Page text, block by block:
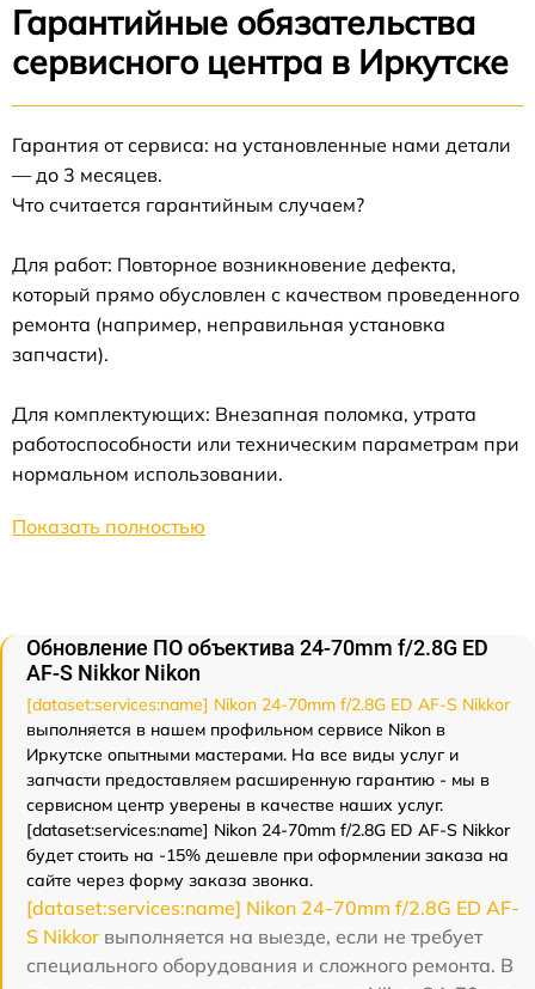
Гарантийные обязательства
сервисного центра в Иркутске
Гарантия от сервиса: на установленные нами детали
— до 3 месяцев.
Что считается гарантийным случаем?
Для работ: Повторное возникновение дефекта,
который прямо обусловлен с качеством проведенного
ремонта (например, неправильная установка
запчасти).
Для комплектующих: Внезапная поломка, утрата
работоспособности или техническим параметрам при
нормальном использовании.
Показать полностью
Обновление ПО объектива 24-70mm f/2.8G ED
AF-S Nikkor Nikon
[dataset:services:name] Nikon 24-70mm f/2.8G ED AF-S Nikkor
выполняется в нашем профильном сервисе Nikon в
Иркутске опытными мастерами. На все виды услуг и
запчасти предоставляем расширенную гарантию - мы в
сервисном центр уверены в качестве наших услуг.
[dataset:services:name] Nikon 24-70mm f/2.8G ED AF-S Nikkor
будет стоить на -15% дешевле при оформлении заказа на
сайте через форму заказа звонка.
[dataset:services:name] Nikon 24-70mm f/2.8G ED AF-
S Nikkor выполняется на выезде, если не требует
специального оборудования и сложного ремонта. В